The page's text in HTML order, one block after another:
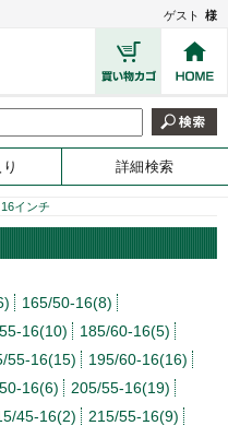
ゲスト 様
詳細検索
16インチ
165/50-16(8)
16(10)
185/60-16(5)
55-16(15)
195/60-16(16)
16(6)
205/55-16(19)
45-16(2)
215/55-16(9)